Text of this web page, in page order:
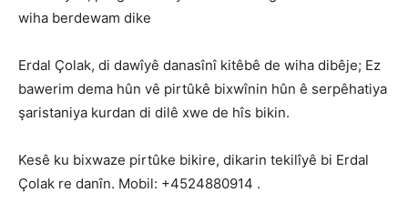
wiha berdewam dike
Erdal Çolak, di dawîyê danasînî kitêbê de wiha dibêje; Ez
bawerim dema hûn vê pirtûkê bixwînin hûn ê serpêhatiya
şaristaniya kurdan di dilê xwe de hîs bikin.
Kesê ku bixwaze pirtûke bikire, dikarin tekilîyê bi Erdal
Çolak re danîn. Mobil: +4524880914 .